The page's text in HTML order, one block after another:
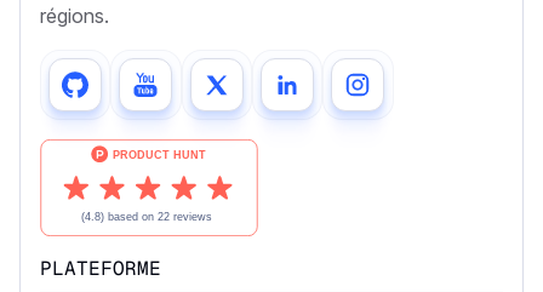
régions.
PLATEFORME